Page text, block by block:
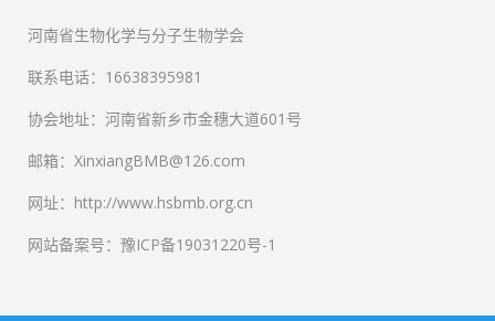
河南省生物化学与分子生物学会
联系电话：16638395981
协会地址：河南省新乡市金穗大道601号
邮箱：XinxiangBMB@126.com
网址：http://www.hsbmb.org.cn
网站备案号：豫ICP备19031220号-1